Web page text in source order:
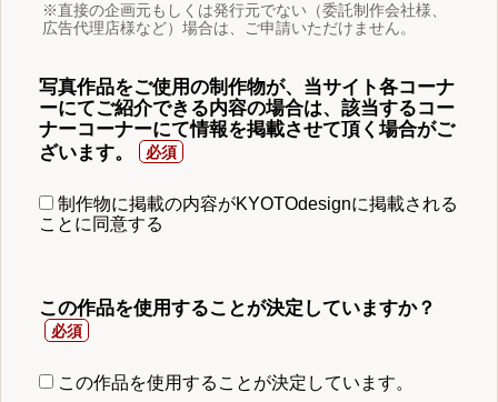
※直接の企画元もしくは発行元でない（委託制作会社様、
広告代理店様など）場合は、ご申請いただけません。
写真作品をご使用の制作物が、当サイト各コーナ
ーにてご紹介できる内容の場合は、該当するコー
ナーコーナーにて情報を掲載させて頂く場合がご
ざいます。
制作物に掲載の内容がKYOTOdesignに掲載される
ことに同意する
この作品を使用することが決定していますか？
この作品を使用することが決定しています。